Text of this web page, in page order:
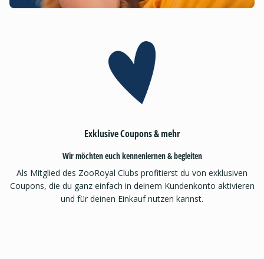
Exklusive Coupons & mehr
Wir möchten euch kennenlernen & begleiten
Als Mitglied des ZooRoyal Clubs profitierst du von exklusiven
Coupons, die du ganz einfach in deinem Kundenkonto aktivieren
und für deinen Einkauf nutzen kannst.